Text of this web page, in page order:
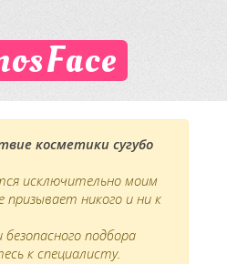
косметики сугубо
исключительно моим
никого и ни к
подбора
к специалисту.